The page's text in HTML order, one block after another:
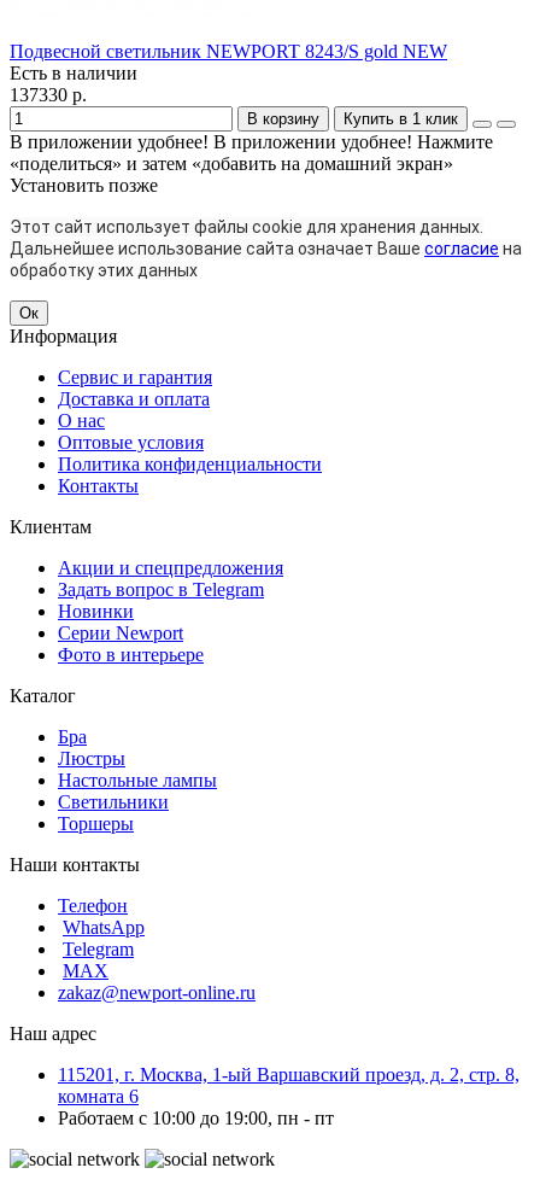
Подвесной светильник NEWPORT 8243/S gold NEW
Есть в наличии
137330 р.
В корзину Купить в 1 клик
В приложении удобнее! В приложении удобнее! Нажмите
«поделиться» и затем «добавить на домашний экран»
Установить позже
Этот сайт использует файлы cookie для хранения данных.
Дальнейшее использование сайта означает Ваше согласие на
обработку этих данных
Ок
Информация
Сервис и гарантия
Доставка и оплата
О нас
Оптовые условия
Политика конфиденциальности
Контакты
Клиентам
Акции и спецпредложения
Задать вопрос в Telegram
Новинки
Серии Newport
Фото в интерьере
Каталог
Бра
Люстры
Настольные лампы
Светильники
Торшеры
Наши контакты
Телефон
WhatsApp
Telegram
MAX
zakaz@newport-online.ru
Наш адрес
115201, г. Москва, 1-ый Варшавский проезд, д. 2, стр. 8,
комната 6
Работаем с 10:00 до 19:00, пн - пт